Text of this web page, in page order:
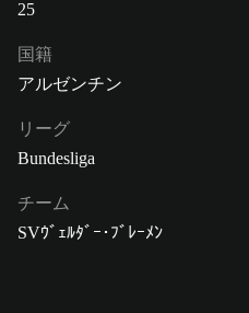
25
国籍
アルゼンチン
リーグ
Bundesliga
チーム
SVｳﾞｪﾙﾀﾞｰ･ﾌﾞﾚｰﾒﾝ